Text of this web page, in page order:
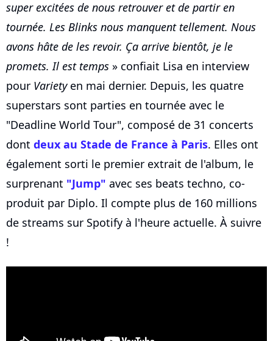
super excitées de nous retrouver et de partir en
tournée. Les Blinks nous manquent tellement. Nous
avons hâte de les revoir. Ça arrive bientôt, je le
promets. Il est temps » confiait Lisa en interview
pour Varietyen mai dernier. Depuis, les quatre
superstars sont parties en tournée avec le
"Deadline World Tour", composé de 31 concerts
dont deux au Stade de France à Paris. Elles ont
également sorti le premier extrait de l'album, le
surprenant "Jump" avec ses beats techno, co-
produit par Diplo. Il compte plus de 160 millions
de streams sur Spotify à l'heure actuelle. À suivre
!